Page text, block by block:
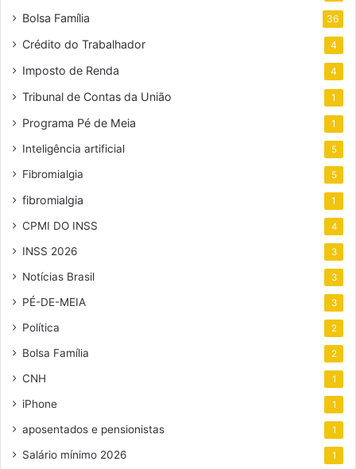
Bolsa Família 36
Crédito do Trabalhador 4
Imposto de Renda 4
Tribunal de Contas da União 1
Programa Pé de Meia 1
Inteligência artificial 5
Fibromialgia 5
fibromialgia 1
CPMI DO INSS 4
INSS 2026 3
Notícias Brasil 3
PÉ-DE-MEIA 3
Política 2
Bolsa Família 2
CNH 1
iPhone 1
aposentados e pensionistas 1
Salário mínimo 2026 1